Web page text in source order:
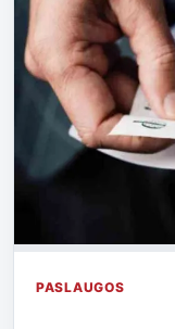
PASLAUGOS